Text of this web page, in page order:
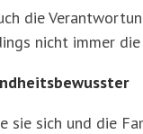
die
nicht immer
sie sich und die